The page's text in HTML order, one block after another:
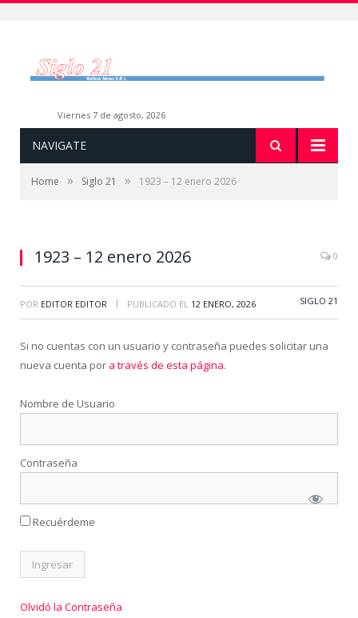
viernes 7 de agosto, 2026
NAVIGATE
Home » Siglo 21 » 1923 – 12 enero 2026
1923 – 12 enero 2026 0
POR EDITOR EDITOR | PUBLICADO EL 12 ENERO, 2026 SIGLO 21
Si no cuentas con un usuario y contraseña puedes solicitar una
nueva cuenta por a través de esta página.
Nombre de Usuario
Contraseña
Recuérdeme
Olvidó la Contraseña